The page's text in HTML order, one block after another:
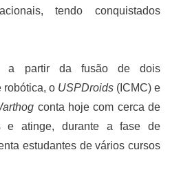
tendo conquistados
a partir da fusão de dois
robótica, o USPDroids (ICMC) e
conta hoje com cerca de
e atinge, durante a fase de
estudantes de vários cursos